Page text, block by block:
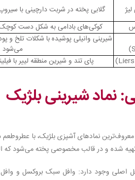
گلابی پخته در شربت دارچینی با
کوکی‌های بادامی به شکل دست
شیرینی وانیلی پوشیده با شکلات تلخ و
می‌شود
پای تند و شیرین منطقه لییر با
نماد شیرینی بلژیک
معروف‌ترین نمادهای آشپزی بلژیک، با
تهیه شده و در قالب مخصوصی پخته می‌شود
اصلی وجود دارد: وافل سبک بروکسل و